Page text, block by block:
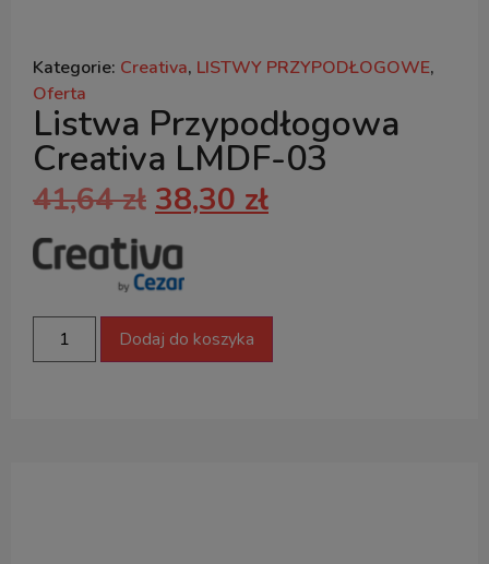
Kategorie: Creativa, LISTWY PRZYPODŁOGOWE,
Oferta
Listwa Przypodłogowa
Creativa LMDF-03
41,64zł 38,30 zł
Dodaj do koszyka